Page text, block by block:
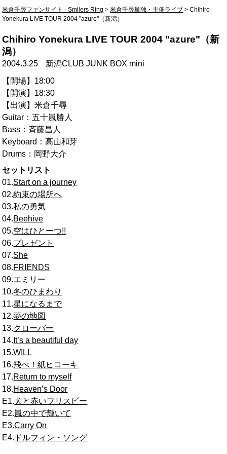
米倉千尋ファンサイト - Smilers Ring >米倉千尋単独・主催ライブ >Chihiro
Yonekura LIVE TOUR 2004 "azure"（新潟）
Chihiro Yonekura LIVE TOUR 2004 "azure"（新
潟）
2004.3.25
新潟CLUB JUNK BOX mini
【開場】18:00
【開演】18:30
【出演】米倉千尋
Guitar：五十嵐勝人
Bass：斉藤昌人
Keyboard：高山和芽
Drums：岡野大介
セットリスト
01.Start on a journey
02.約束の場所へ
03.私の勇気
04.Beehive
05.空はひとーつ!!
06.プレゼント
07.She
08.FRIENDS
09.エミリー
10.冬のひまわり
11.星になるまで
12.夢の地図
13.クローバー
14. It’s a beautiful day
15.WILL
16.飛べ！紙ヒコーキ
17.Return to myself
18.Heaven’s Door
E1.犬と赤いフリスビー
E2.嵐の中で輝いて
E3.Carry On
E4. ドルフィン・ソング